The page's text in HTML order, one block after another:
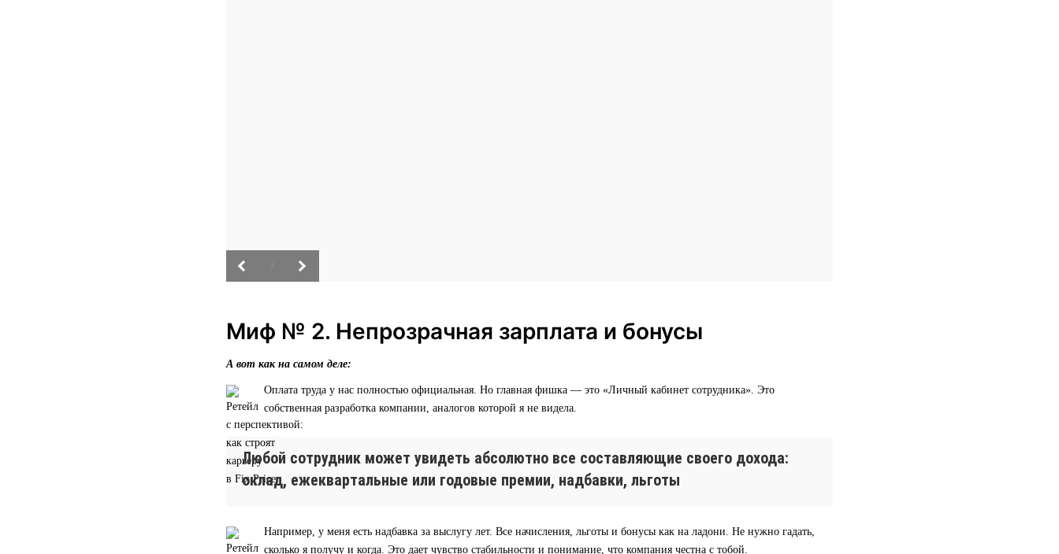
Миф № 2. Непрозрачная зарплата и бонусы
А вот как на самом деле:
Оплата труда у нас полностью официальная. Но главная фишка — это «Личный кабинет сотрудника». Это
собственная разработка компании, аналогов которой я не видела.
Любой сотрудник может увидеть абсолютно все составляющие своего дохода:
оклад, ежеквартальные или годовые премии, надбавки, льготы
Например, у меня есть надбавка за выслугу лет. Все начисления, льготы и бонусы как на ладони. Не нужно гадать,
сколько я получу и когда. Это дает чувство стабильности и понимание, что компания честна с тобой.